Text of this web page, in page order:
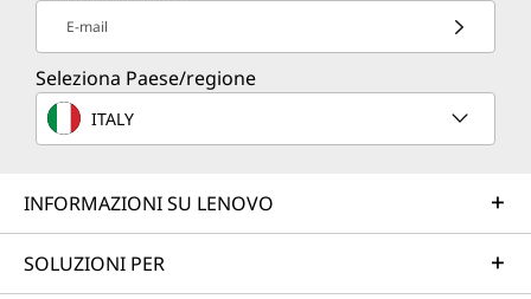
E-mail
Seleziona Paese/regione
ITALY
INFORMAZIONI SU LENOVO
SOLUZIONI PER